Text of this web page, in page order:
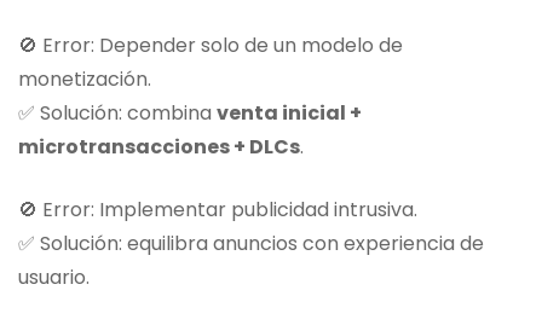
🚫 Error: Depender solo de un modelo de
monetización.
✅ Solución: combina venta inicial +
microtransacciones + DLCs.
🚫 Error: Implementar publicidad intrusiva.
✅ Solución: equilibra anuncios con experiencia de
usuario.